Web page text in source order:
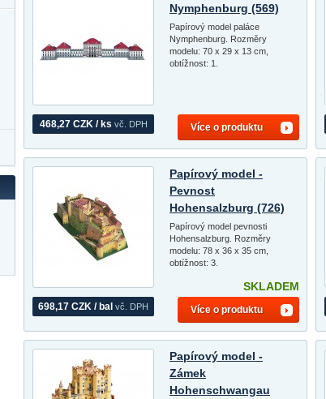
468,27 CZK / ks vč. DPH
Nymphenburg (569)
Papírový model paláce
Nymphenburg. Rozměry
modelu: 70 x 29 x 13 cm,
obtížnost: 1.
Více o produktu
698,17 CZK / bal vč. DPH
Papírový model -
Pevnost
Hohensalzburg (726)
Papírový model pevnosti
Hohensalzburg. Rozměry
modelu: 78 x 36 x 35 cm,
obtížnost: 3.
SKLADEM
Více o produktu
Papírový model -
Zámek
Hohenschwangau